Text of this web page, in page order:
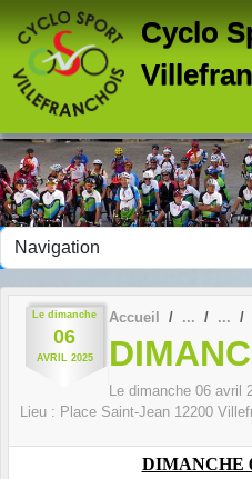
Cyclo
Le dimanche
06
AVRIL 2025
Accueil
Le dimanche 06 avril
Lieu : Place Saint-Jean 12200
DIMANCHE
Panneau de gestion des cookies